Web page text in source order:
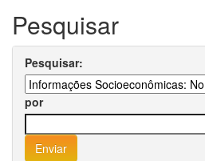
Pesquisar
Pesquisar:
por